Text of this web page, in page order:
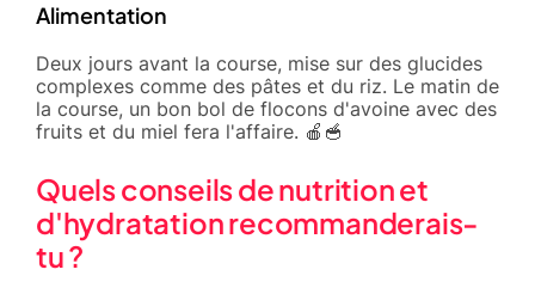
Alimentation
Deux jours avant la course, mise sur des glucides
complexes comme des pâtes et du riz. Le matin de
la course, un bon bol de flocons d'avoine avec des
fruits et du miel fera l'affaire. 🍎🥣
Quels conseils de nutrition et
d'hydratation recommanderais-
tu ?